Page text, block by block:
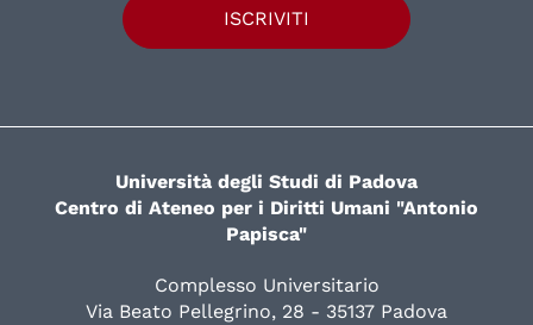
ISCRIVITI
Università degli Studi di Padova
Centro di Ateneo per i Diritti Umani "Antonio
Papisca"
Complesso Universitario
Via Beato Pellegrino, 28 - 35137 Padova